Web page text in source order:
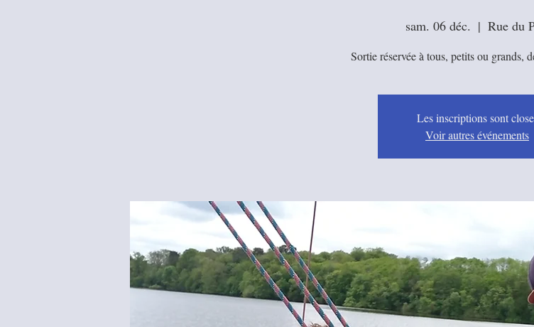
sam. 06 déc.
  |
Rue du
Les inscriptions sont
Voir autres événements